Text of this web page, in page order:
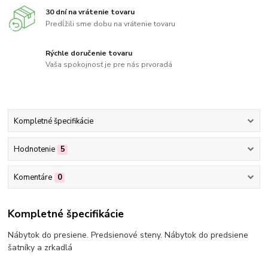
30 dní na vrátenie tovaru
Predĺžili sme dobu na vrátenie tovaru
Rýchle doručenie tovaru
Vaša spokojnosť je pre nás prvoradá
Kompletné špecifikácie
Hodnotenie 5
Komentáre 0
Kompletné špecifikácie
Nábytok do presiene. Predsienové steny. Nábytok do predsiene
šatníky a zrkadlá